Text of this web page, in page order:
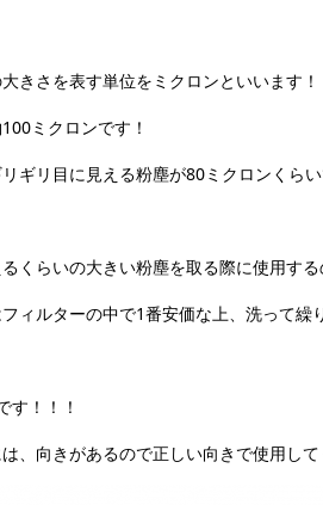
きさを表す単位をミクロンといいます！
ミクロンです！
ギリ目に見える粉塵が80ミクロンくら
くらいの大きい粉塵を取る際に使用す
ィルターの中で1番安価な上、洗って繰
す！！！
、向きがあるので正しい向きで使用し